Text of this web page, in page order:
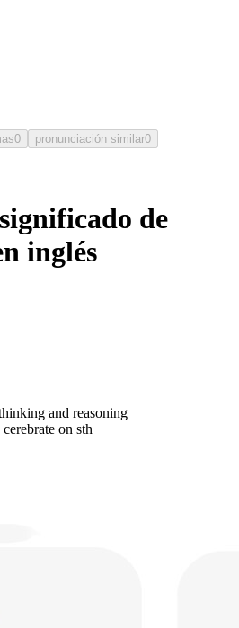
0 pronunciación similar0
de
inglés
and reasoning
cerebrate on sth